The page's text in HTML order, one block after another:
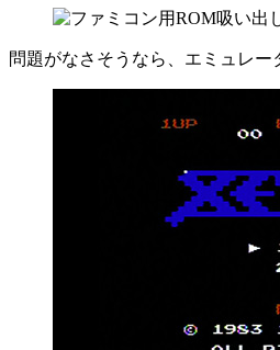
問題がなさそうなら、エミュレー